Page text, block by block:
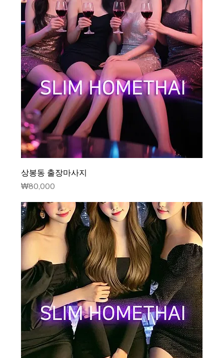
상봉동 출장마사지
가격
₩80,000